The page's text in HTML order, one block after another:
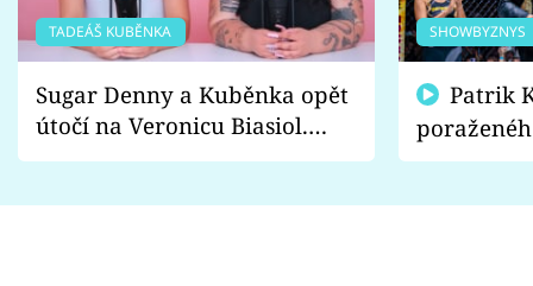
TADEÁŠ KUBĚNKA
Sugar Denny a Kuběnka opět
útočí na Veronicu Biasiol.
Proč je podle nich falešná a
SHOWBYZNYS
fanoušci